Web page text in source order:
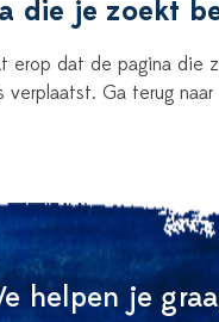
die je zoekt
erop dat de pagina die
Ga terug naar
helpen je